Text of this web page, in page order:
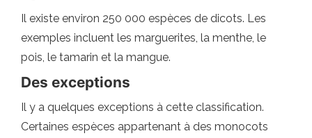
Il existe environ 250 000 espèces de dicots. Les
exemples incluent les marguerites, la menthe, le
pois, le tamarin et la mangue.
Des exceptions
Il y a quelques exceptions à cette classification.
Certaines espèces appartenant à des monocots